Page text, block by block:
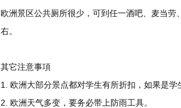
欧洲景区公共厕所很少，可到任一酒吧、麦当
右。
其它注意事項
1. 欧洲大部分景点都对学生有所折扣，如果是学
2. 欧洲天气多变，要务必带上防雨工具。